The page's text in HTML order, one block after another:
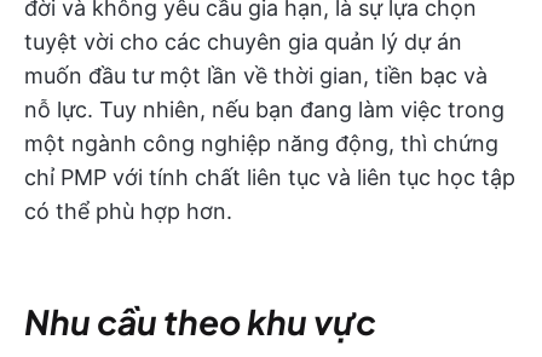
đời và không yêu cầu gia hạn, là sự lựa chọn
tuyệt vời cho các chuyên gia quản lý dự án
muốn đầu tư một lần về thời gian, tiền bạc và
nỗ lực. Tuy nhiên, nếu bạn đang làm việc trong
một ngành công nghiệp năng động, thì chứng
chỉ PMP với tính chất liên tục và liên tục học tập
có thể phù hợp hơn.
Nhu cầu theo khu vực